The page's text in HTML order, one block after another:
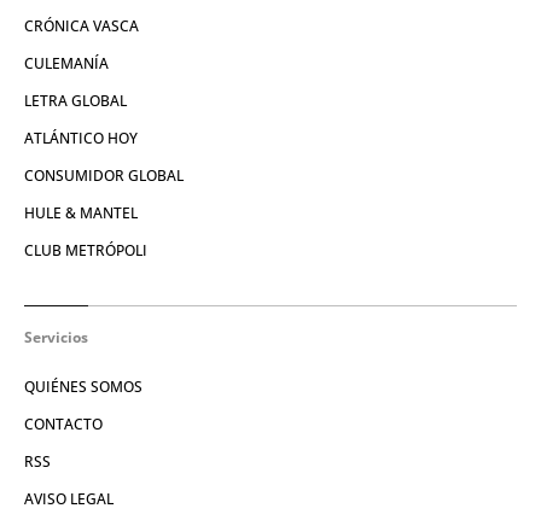
CRÓNICA VASCA
CULEMANÍA
LETRA GLOBAL
ATLÁNTICO HOY
CONSUMIDOR GLOBAL
HULE & MANTEL
CLUB METRÓPOLI
Servicios
QUIÉNES SOMOS
CONTACTO
RSS
AVISO LEGAL